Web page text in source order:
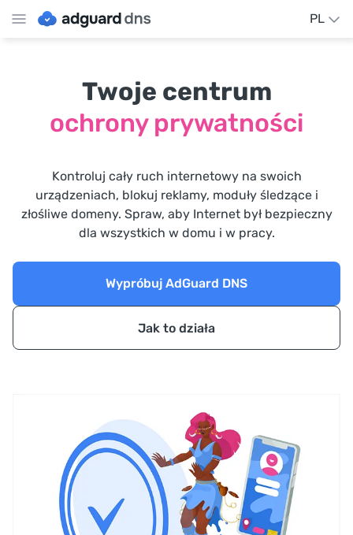
PL
Twoje centrum
ochrony prywatności
Kontroluj cały ruch internetowy na swoich
urządzeniach, blokuj reklamy, moduły śledzące i
złośliwe domeny. Spraw, aby Internet był bezpieczny
dla wszystkich w domu i w pracy.
Wypróbuj AdGuard DNS
Jak to działa